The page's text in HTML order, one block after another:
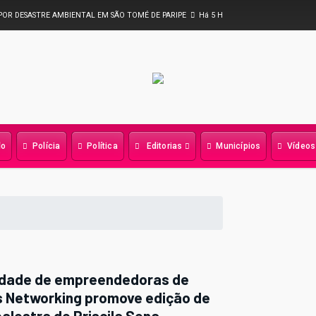
PREFEITURA DE LAURO DE FREITAS GARANTE DESEMBARQUE DE MULHERES
Polícia Política Editorias Municípios Vídeos
de empreendedoras de
Networking promove edição de